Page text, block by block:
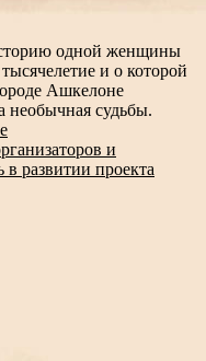
одной женщины
и о которой
Ашкелоне
необычная судьбы.
и
развитии проекта